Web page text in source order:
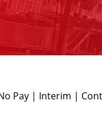
Pay | Interim |